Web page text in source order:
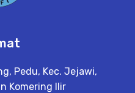
Pedu, Kec. Jejawi,
Komering Ilir